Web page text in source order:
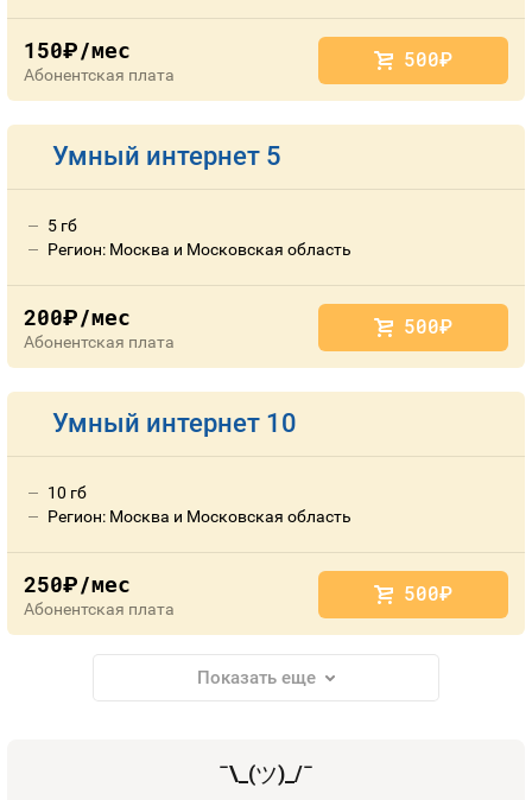
150руб./мес
Абонентская плата
500руб.
Умный интернет 5
5 гб
Регион: Москва и Московская область
200руб./мес
Абонентская плата
500руб.
Умный интернет 10
10 гб
Регион: Москва и Московская область
250руб./мес
Абонентская плата
500руб.
Показать еще
¯\_(ツ)_/¯